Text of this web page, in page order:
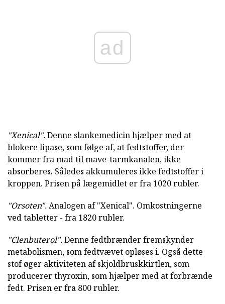
ad
"Xenical".Denne slankemedicin hjælper med at
blokere lipase, som følge af, at fedtstoffer, der
kommer fra mad til mave-tarmkanalen, ikke
absorberes. Således akkumuleres ikke fedtstoffer i
kroppen. Prisen på lægemidlet er fra 1020 rubler.
"Orsoten".Analogen af "Xenical". Omkostningerne
ved tabletter - fra 1820 rubler.
"Clenbuterol".Denne fedtbrænder fremskynder
metabolismen, som fedtvævet opløses i. Også dette
stof øger aktiviteten af skjoldbruskkirtlen, som
producerer thyroxin, som hjælper med at forbrænde
fedt. Prisen er fra 800 rubler.